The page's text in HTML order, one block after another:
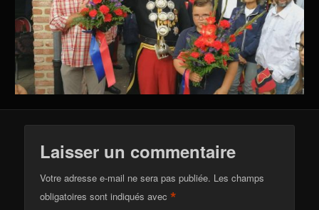
Laisser un commentaire
Votre adresse e-mail ne sera pas publiée. Les champs
obligatoires sont indiqués avec*